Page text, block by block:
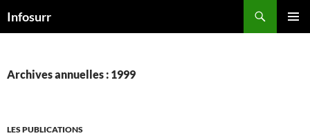
auInfosurr
Archives annuelles : 1999
LES PUBLICATIONS